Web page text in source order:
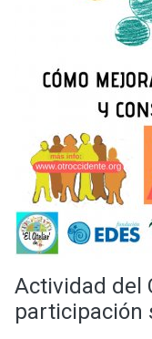
Actividad del
participación